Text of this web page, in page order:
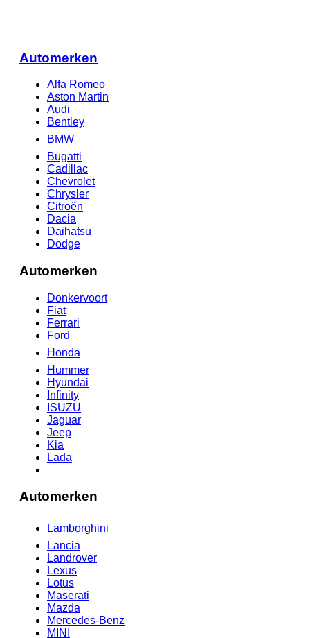
Automerken
Alfa Romeo
Aston Martin
Audi
Bentley
BMW
Bugatti
Cadillac
Chevrolet
Chrysler
Citroën
Dacia
Daihatsu
Dodge
Automerken
Donkervoort
Fiat
Ferrari
Ford
Honda
Hummer
Hyundai
Infinity
ISUZU
Jaguar
Jeep
Kia
Lada
Automerken
Lamborghini
Lancia
Landrover
Lexus
Lotus
Maserati
Mazda
Mercedes-Benz
MINI